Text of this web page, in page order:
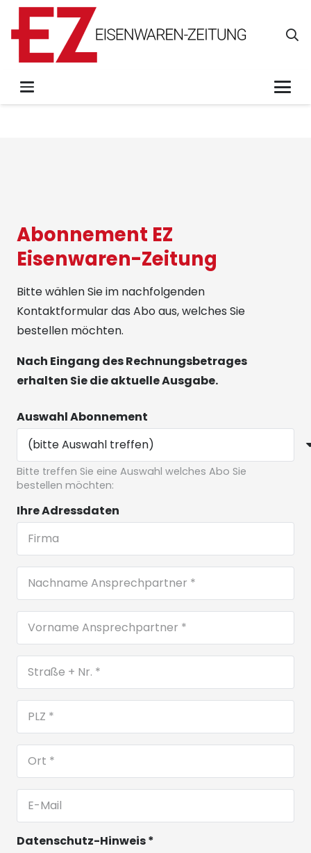
Abonnement EZ
Eisenwaren-Zeitung
Bitte wählen Sie im nachfolgenden
Kontaktformular das Abo aus, welches Sie
bestellen möchten.
Nach Eingang des Rechnungsbetrages
erhalten Sie die aktuelle Ausgabe.
Auswahl Abonnement
Bitte treffen Sie eine Auswahl welches Abo Sie
bestellen möchten:
Ihre Adressdaten
Datenschutz-Hinweis*